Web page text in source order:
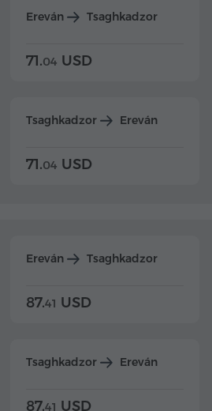
Ereván Tsaghkadzor
71.04 USD
Tsaghkadzor Ereván
71.04 USD
Ereván Tsaghkadzor
87.41 USD
Tsaghkadzor Ereván
87.41 USD